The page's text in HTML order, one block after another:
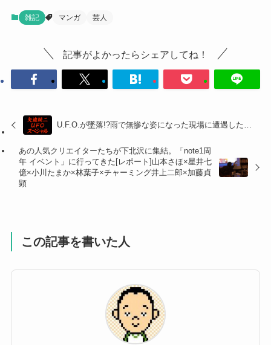
雑記 マンガ 芸人
記事がよかったらシェアしてね！
U.F.O.が墜落!?雨で無惨な姿になった現場に遭遇した…
あの人気クリエイターたちが下北沢に集結。「note1周
年 イベント」に行ってきた[レポート]山本さほ×星井七
億×小川たまか×林葉子×チャーミング井上二郎×加藤貞
顕
この記事を書いた人